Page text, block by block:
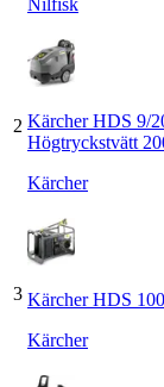
2 Kärcher HDS 9/
Högtryckstvätt
Kärcher
3 Kärcher HDS
Kärcher